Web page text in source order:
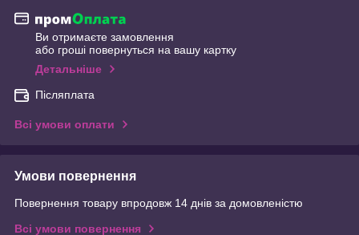
Ви отримаєте замовлення
або гроші повернуться на вашу картку
Детальніше
Післяплата
Всі умови оплати
Умови повернення
Повернення товару впродовж 14 днів за домовленістю
Всі умови повернення